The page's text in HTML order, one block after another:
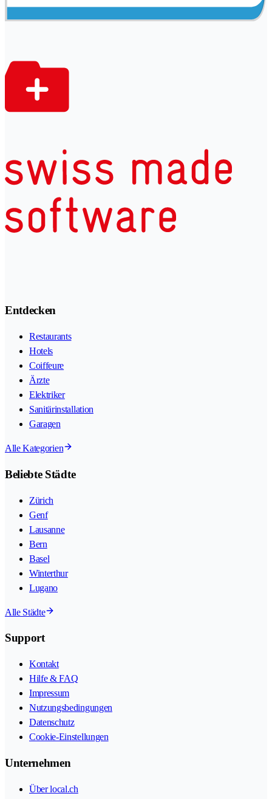
Entdecken
Restaurants
Hotels
Coiffeure
Ärzte
Elektriker
Sanitärinstallation
Garagen
Alle Kategorien
Beliebte Städte
Zürich
Genf
Lausanne
Bern
Basel
Winterthur
Lugano
Alle Städte
Support
Kontakt
Hilfe & FAQ
Impressum
Nutzungsbedingungen
Datenschutz
Cookie-Einstellungen
Unternehmen
Über local.ch